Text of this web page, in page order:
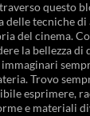
questo
delle tecniche
del cinema.
la bellezza di
immaginari
Trovo
esprimere,
e materiali